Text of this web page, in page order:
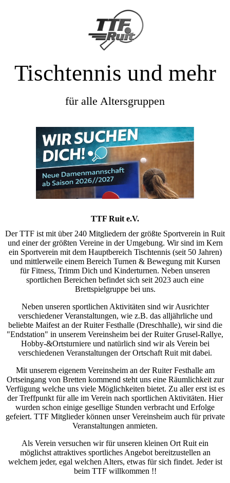
Tischtennis und mehr
für alle Altersgruppen
TTF Ruit e.V.
Der TTF ist mit über 240 Mitgliedern der größte Sportverein in Ruit
und einer der größten Vereine in der Umgebung. Wir sind im Kern
ein Sportverein mit dem Hauptbereich Tischtennis (seit 50 Jahren)
und mittlerweile einem Bereich Turnen & Bewegung mit Kursen
für Fitness, Trimm Dich und Kinderturnen. Neben unseren
sportlichen Bereichen befindet sich seit 2023 auch eine
Brettspielgruppe bei uns.
Neben unseren sportlichen Aktivitäten sind wir Ausrichter
verschiedener Veranstaltungen, wie z.B. das alljährliche und
beliebte Maifest an der Ruiter Festhalle (Dreschhalle), wir sind die
"Endstation" in unserem Vereinsheim bei der Ruiter Grusel-Rallye,
Hobby-&Ortsturniere und natürlich sind wir als Verein bei
verschiedenen Veranstaltungen der Ortschaft Ruit mit dabei.
Mit unserem eigenem Vereinsheim an der Ruiter Festhalle am
Ortseingang von Bretten kommend steht uns eine Räumlichkeit zur
Verfügung welche uns viele Möglichkeiten bietet. Zu aller erst ist es
der Treffpunkt für alle im Verein nach sportlichen Aktivitäten. Hier
wurden schon einige gesellige Stunden verbracht und Erfolge
gefeiert. TTF Mitglieder können unser Vereinsheim auch für private
Veranstaltungen anmieten.
Als Verein versuchen wir für unseren kleinen Ort Ruit ein
möglichst attraktives sportliches Angebot bereitzustellen an
welchem jeder, egal welchen Alters, etwas für sich findet. Jeder ist
beim TTF willkommen !!